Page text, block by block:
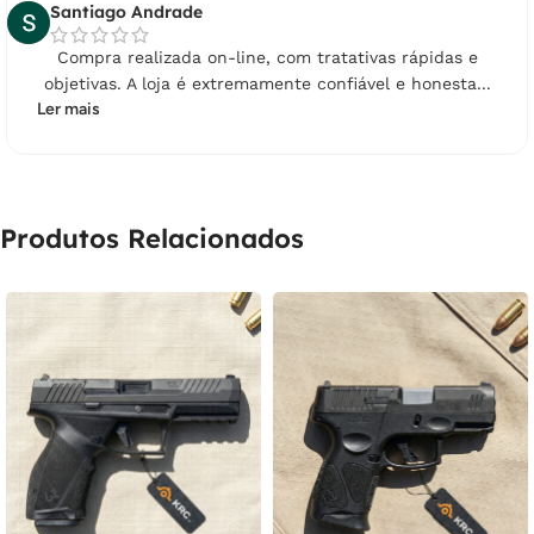
Santiago Andrade
Compra realizada on-line, com tratativas rápidas e
objetivas. A loja é extremamente confiável e honesta...
Ler mais
Produtos Relacionados